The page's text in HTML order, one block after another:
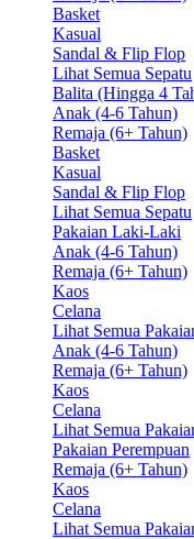
Basket
Kasual
Sandal & Flip Flop
Lihat Semua Sepatu
Balita (Hingga 4
Anak (4-6 Tahun)
Remaja (6+ Tahun)
Basket
Kasual
Sandal & Flip Flop
Lihat Semua Sepatu
Pakaian Laki-Laki
Anak (4-6 Tahun)
Remaja (6+ Tahun)
Kaos
Celana
Lihat Semua
Anak (4-6 Tahun)
Remaja (6+ Tahun)
Kaos
Celana
Lihat Semua
Pakaian Perempuan
Remaja (6+ Tahun)
Kaos
Celana
Lihat Semua